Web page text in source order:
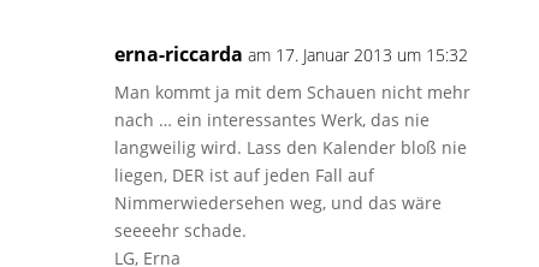
erna-riccarda am 17. Januar 2013 um 15:32
Man kommt ja mit dem Schauen nicht mehr
nach … ein interessantes Werk, das nie
langweilig wird. Lass den Kalender bloß nie
liegen, DER ist auf jeden Fall auf
Nimmerwiedersehen weg, und das wäre
seeeehr schade.
LG, Erna